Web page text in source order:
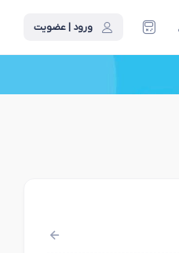
ورود | عضویت